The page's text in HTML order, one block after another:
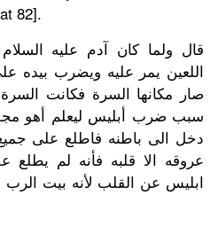
82].
قال ولما كان آدم عليه
اللعين يمر عليه ويضرب بيده
صار مكانها السرة فكانت
سبب ضرب أبليس ليعلم أهو
دخل الى باطنه فاطلع على
عروقه الا قلبه فأنه لم يطلع
ابليس عن القلب لأنه بيت